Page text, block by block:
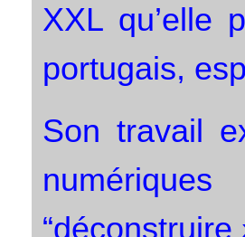
XXL qu’elle
portugais,
Son travail